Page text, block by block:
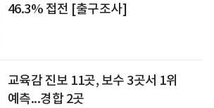
46.3% 접전 [출구조사]
교육감 진보 11곳, 보수 3곳서 1위
예측...경합 2곳